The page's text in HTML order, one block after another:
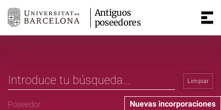
Antiguos
poseedores
Limpiar
Nuevas incorporaciones
Poseedor